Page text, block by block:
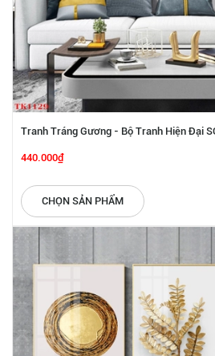
Tranh Tráng Gương - Bộ Tranh Hiện Đại
440.000₫
CHỌN SẢN PHẨM